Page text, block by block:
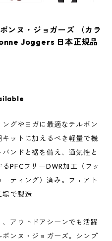
ンヌ・ジョガーズ （カラ
Joggers 日本正規品
グやヨガに最適なテルボン
ットに加えるべき軽量で機
ンドと裾を備え、通気性と
PFCフリーDWR加工（フッ
ティング）済み。フェアト
場で製造
アウトドアシーンでも活躍
ンヌ・ジョガーズ。シンプ